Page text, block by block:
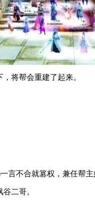
将帮会重建了起来。
不合就篡权，兼任帮主
二哥。